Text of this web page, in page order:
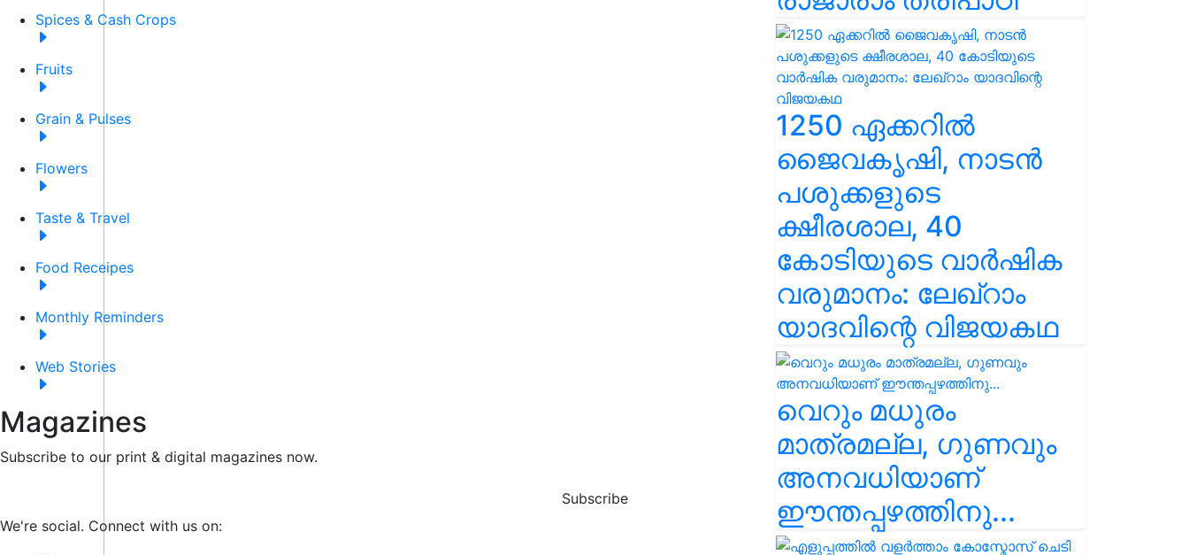
Spices & Cash Crops
Fruits
Grain & Pulses
Flowers
Taste & Travel
Food Receipes
Monthly Reminders
Web Stories
Magazines
Subscribe to our print & digital magazines now.
Subscribe
We're social. Connect with us on:
1250 ഏക്കറിൽ
ജൈവകൃഷി, നാടൻ
പശുക്കളുടെ
ക്ഷീരശാല, 40
കോടിയുടെ വാർഷിക
വരുമാനം: ലേഖ്‌റാം
യാദവിന്റെ വിജയകഥ
വെറും മധുരം
മാത്രമല്ല, ഗുണവും
അനവധിയാണ്
ഈന്തപ്പഴത്തിനു...